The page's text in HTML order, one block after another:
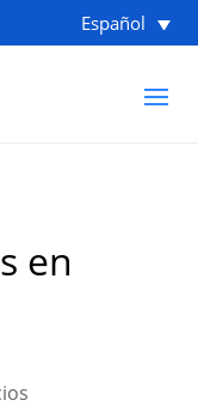
Español
en